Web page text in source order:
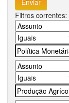
Filtros correntes: